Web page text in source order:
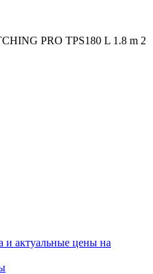
и актуальные цены на